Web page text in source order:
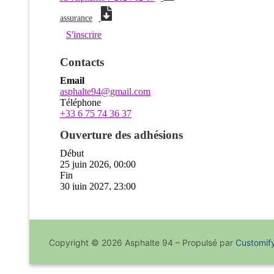
Copyright © 2026 Asphalte 94 – Propulsé par